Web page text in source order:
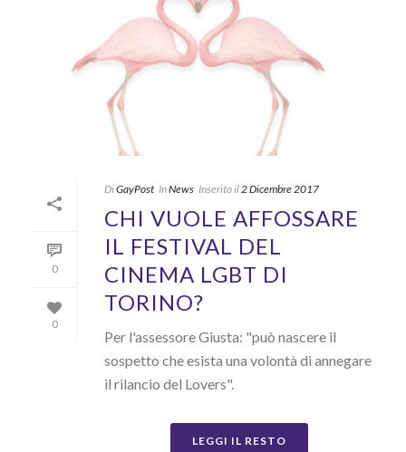
0
0
DiGayPost InNews Inserito il2 Dicembre 2017
CHI VUOLE AFFOSSARE
IL FESTIVAL DEL
CINEMA LGBT DI
TORINO?
Per l'assessore Giusta: "può nascere il
sospetto che esista una volontà di annegare
il rilancio del Lovers".
LEGGI IL RESTO